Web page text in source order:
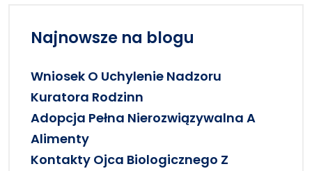
Najnowsze na blogu
Wniosek O Uchylenie Nadzoru
Kuratora Rodzinn
Adopcja Pełna Nierozwiązywalna A
Alimenty
Kontakty Ojca Biologicznego Z